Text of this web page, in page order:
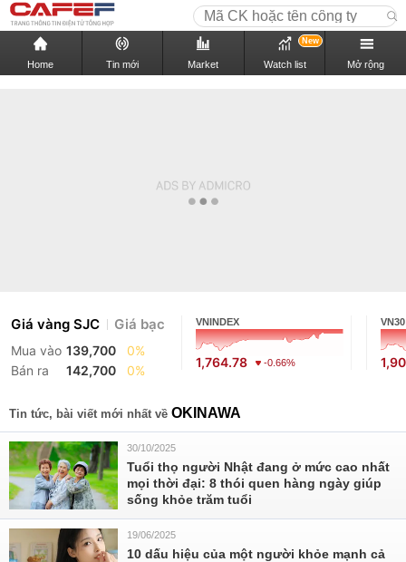
Home Tin mới Market Watch list
New
Mở rộng
Giá vàng SJC Giá bạc
Mua vào 139,700
0%
Bán ra
142,700 0%
VNINDEX
1,764.78 -0.66%
VN30
Tin tức, bài viết mới nhất về OKINAWA
30/10/2025
Tuổi thọ người Nhật đang ở mức cao nhất
mọi thời đại: 8 thói quen hàng ngày giúp
sống khỏe trăm tuổi
19/06/2025
10 dấu hiệu của một người khỏe mạnh cả